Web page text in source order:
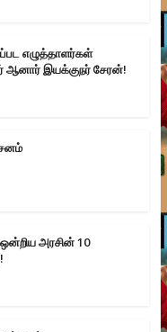
எழுத்தாளர்கள்
இயக்குநர் சேரன்!
ஒன்றிய அரசின் 10